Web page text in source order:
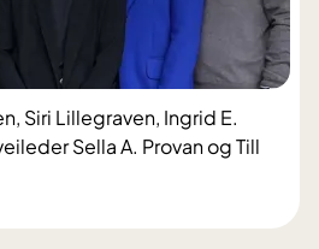
Siri Lillegraven, Ingrid E.
Sella A. Provan og Till